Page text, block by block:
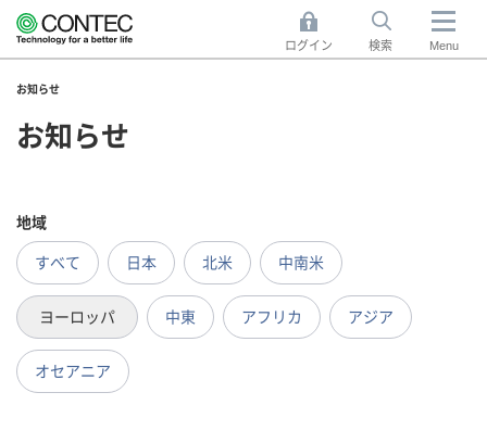
ログイン 検索 Menu
お知らせ
お知らせ
地域
すべて
日本 北米 中南米
ヨーロッパ 中東 アフリカ アジア
オセアニア